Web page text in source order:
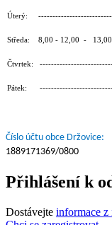
Úterý:
Středa: 8,00 - 12,00 - 13,00
Čtvrtek:
Pátek:
Číslo účtu obce Držovice:
1889171369/0800
Přihlášení k
Dostávejte informace z